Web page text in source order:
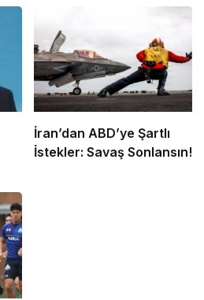
İran’dan ABD’ye Şartlı
İstekler: Savaş Sonlansın!